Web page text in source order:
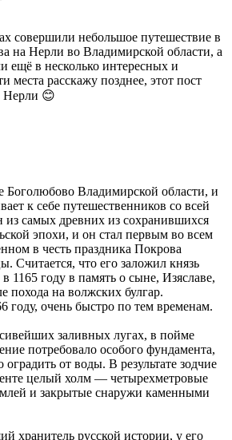
совершили небольшое путешествие в
на Нерли во Владимирской области, а
ещё в несколько интересных и
места расскажу позднее, этот пост
Нерли 😊
Боголюбово Владимирской области, и
к себе путешественников со всей
из самых древних из сохранившихся
эпохи, и он стал первым во всем
в честь праздника Покрова
Считается, что его заложил князь
1165 году в память о сыне, Изяславе,
похода на волжских булгар.
году, очень быстро по тем временам.
заливных лугах, в пойме
потребовало особого фундамента,
от воды. В результате зодчие
целый холм — четырехметровые
и закрытые снаружи каменными
хранитель русской истории, у его